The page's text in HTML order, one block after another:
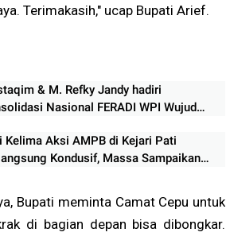
Terimakasih," ucap Bupati Arief.
& M. Refky Jandy hadiri
Nasional FERADI WPI Wujud
Fam Fuk Tjhong / Eyang UUN
Kelima Aksi AMPB di Kejari Pati
Kondusif, Massa Sampaikan
Bupati meminta Camat Cepu untuk
di bagian depan bisa dibongkar.